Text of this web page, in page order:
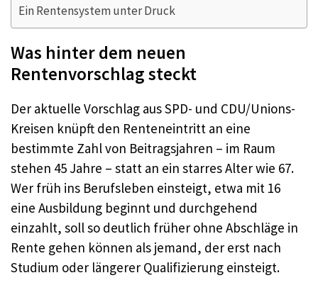
Ein Rentensystem unter Druck
Was hinter dem neuen
Rentenvorschlag steckt
Der aktuelle Vorschlag aus SPD- und CDU/Unions-
Kreisen knüpft den Renteneintritt an eine
bestimmte Zahl von Beitragsjahren – im Raum
stehen 45 Jahre – statt an ein starres Alter wie 67.
Wer früh ins Berufsleben einsteigt, etwa mit 16
eine Ausbildung beginnt und durchgehend
einzahlt, soll so deutlich früher ohne Abschläge in
Rente gehen können als jemand, der erst nach
Studium oder längerer Qualifizierung einsteigt.